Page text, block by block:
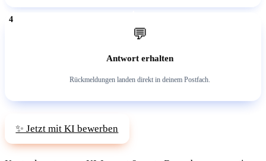
💬
Antwort erhalten
Rückmeldungen landen direkt in deinem Postfach.
✨ Jetzt mit KI bewerben